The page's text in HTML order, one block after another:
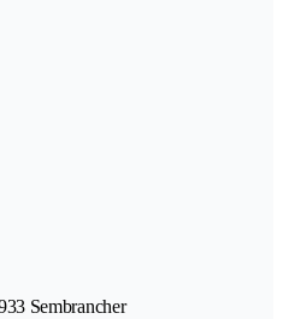
Sembrancher